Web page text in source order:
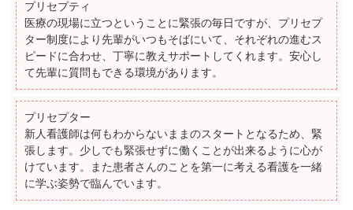
プリセプティ
医療の現場に立つということに緊張の毎日ですが、プリセプ
ター制度により先輩がいつもそばにいて、それぞれの進むス
ピードに合わせ、丁寧に教えサポートしてくれます。安心し
て先輩に質問もできる環境があります。
プリセプター
新人看護師は何もわからないままのスタートとなるため、緊
張します。少しでも緊張せずに働くことが出来るように心が
けています。また患者さんのことを第一に考える看護を一緒
に学ぶ姿勢で臨んでいます。